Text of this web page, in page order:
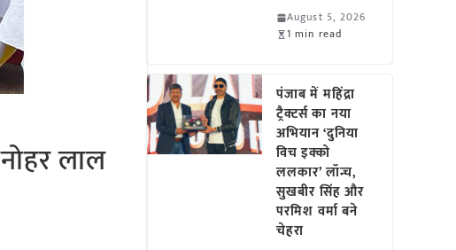
लाल
August 5, 2026
1 min read
पंजाब में महिंद्रा
ट्रैक्टर्स का नया
अभियान ‘दुनिया
विच इक्को
ललकार’ लॉन्च,
सुखबीर सिंह और
परमिश वर्मा बने
चेहरा